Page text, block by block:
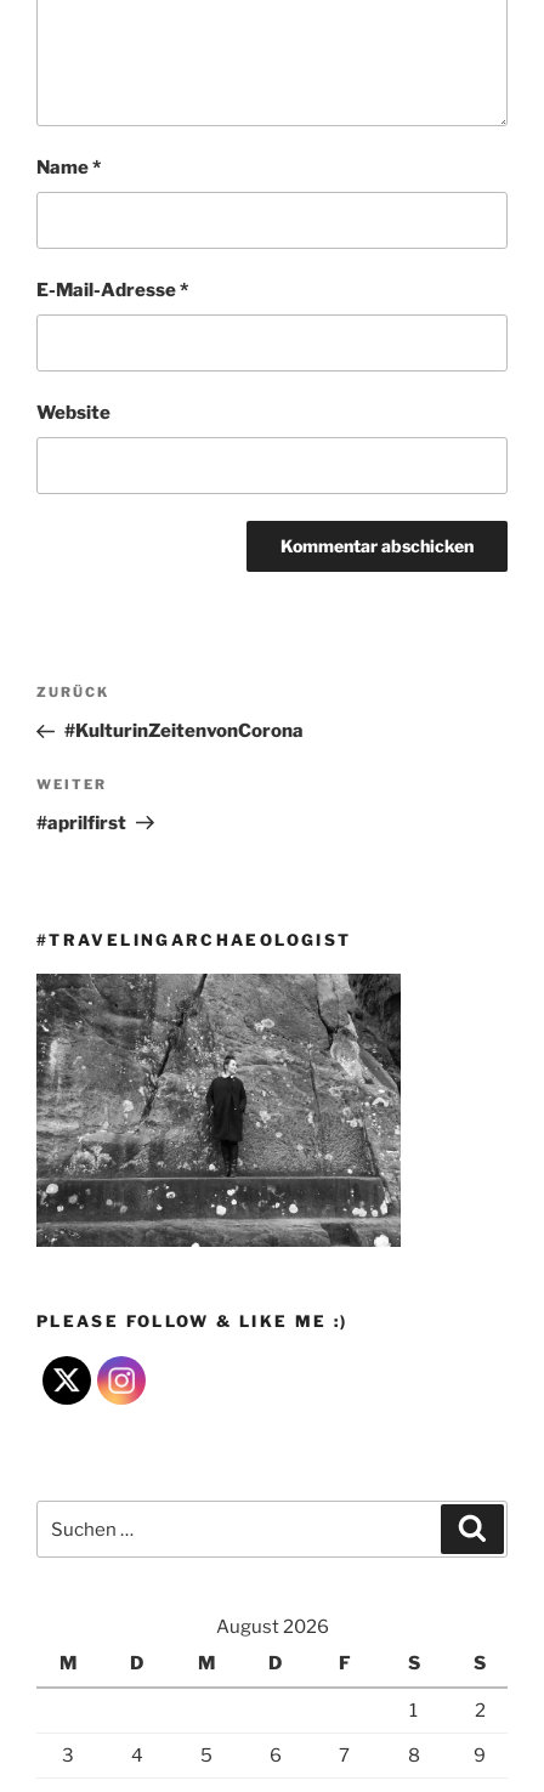
Name*
E-Mail-Adresse*
Website
Beitragsnavigation
Vorheriger
Beitrag
ZURÜCK
#KulturinZeitenvonCorona
Nächster
Beitrag
WEITER
#aprilfirst
#TRAVELINGARCHAEOLOGIST
PLEASE FOLLOW & LIKE ME :)
nach:
August 2026
M
D M D F S S
1 2
3 4 5 6 7 8 9